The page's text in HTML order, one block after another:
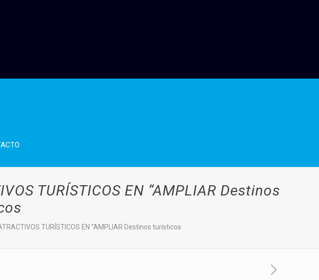
TURÍSTICOS EN “AMPLIAR Destinos
TURÍSTICOS EN “AMPLIAR Destinos turísticos